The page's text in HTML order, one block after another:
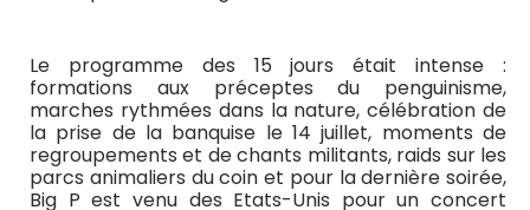
Le programme des 15 jours était intense :
formations aux préceptes du penguinisme,
marches rythmées dans la nature, célébration de
la prise de la banquise le 14 juillet, moments de
regroupements et de chants militants, raids sur les
parcs animaliers du coin et pour la dernière soirée,
Big P est venu des Etats-Unis pour un concert